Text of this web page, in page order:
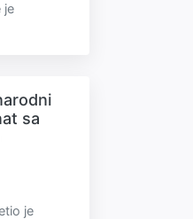
je
sa
je